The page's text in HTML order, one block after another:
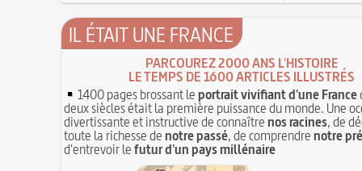
IL ÉTAIT UNE FRANCE
PARCOUREZ 2000 ANS L'HISTOIRE
LE TEMPS DE 1600 ARTICLES ILLUSTRÉS
1400 pages brossant leportrait vivifiant d'une France
deux siècles était la première puissance du monde. Une
divertissante et instructive de connaîtrenos racines, de
toute la richesse denotre passé, de comprendrenotre
d'entrevoir lefutur d'un pays millénaire